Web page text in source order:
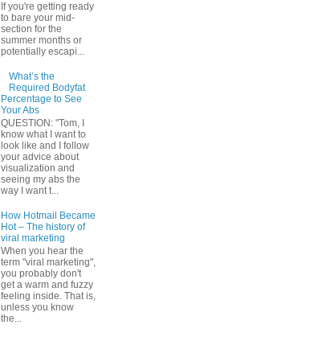
If you're getting ready
to bare your mid-
section for the
summer months or
potentially escapi...
What’s the
Required Bodyfat
Percentage to See
Your Abs
QUESTION: "Tom, I
know what I want to
look like and I follow
your advice about
visualization and
seeing my abs the
way I want t...
How Hotmail Became
Hot – The history of
viral marketing
When you hear the
term "viral marketing",
you probably don't
get a warm and fuzzy
feeling inside. That is,
unless you know
the...